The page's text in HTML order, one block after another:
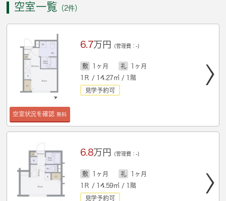
空室一覧 （2件）
空室状況を確認 無料
6.7万円 (管理費：-)
敷 1ヶ月 礼
1ヶ月
1Ｒ / 14.27㎡ / 1階
見学予約可
6.8 万円 (管理費：-)
敷 1ヶ月 礼
1ヶ月
1Ｒ / 14.59㎡ / 1階
見学予約可